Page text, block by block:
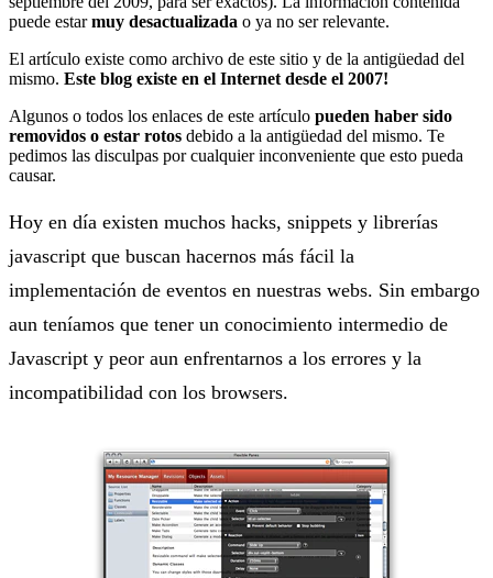
puede estarmuy desactualizada o ya no ser relevante.
El artículo existe como archivo de este sitio y de la antigüedad del
mismo. Este blog existe en el Internet desde el 2007!
Algunos o todos los enlaces de este artículo pueden haber sido
removidos o estar rotos debido a la antigüedad del mismo. Te
pedimos las disculpas por cualquier inconveniente que esto pueda
causar.
Hoy en día existen muchos hacks, snippets y librerías
javascript que buscan hacernos más fácil la
implementación de eventos en nuestras webs. Sin embargo
aun teníamos que tener un conocimiento intermedio de
Javascript y peor aun enfrentarnos a los errores y la
incompatibilidad con los browsers.